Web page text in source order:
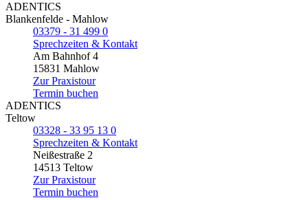
ADENTICS
Blankenfelde - Mahlow
03379 - 31 499 0
Sprechzeiten & Kontakt
Am Bahnhof 4
15831 Mahlow
Zur Praxistour
Termin buchen
ADENTICS
Teltow
03328 - 33 95 13 0
Sprechzeiten & Kontakt
Neißestraße 2
14513 Teltow
Zur Praxistour
Termin buchen